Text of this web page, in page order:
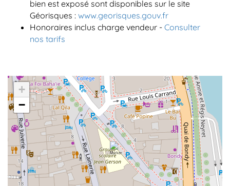
bien est exposé sont disponibles sur le site
Géorisques : www.georisques.gouv.fr
Honoraires inclus charge vendeur - Consulter
nos tarifs
+
−